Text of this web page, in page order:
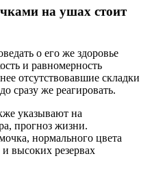
на ушах стоит
о его же здоровье
и равномерность
отсутствовавшие складки
сразу же реагировать.
указывают на
прогноз жизни.
нормального цвета
высоких резервах